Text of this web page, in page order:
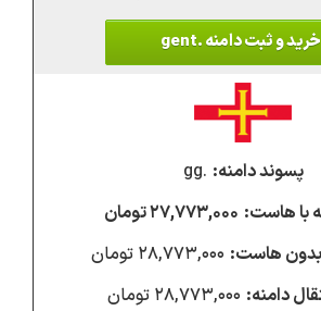
خرید و ثبت دامنه .gent
.gg
۲۷,۷۷۳,۰۰۰ تومان
۲۸,۷۷۳,۰۰۰ تومان
۲۸,۷۷۳,۰۰۰ تومان